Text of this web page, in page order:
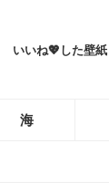
いいね💖した壁紙
海